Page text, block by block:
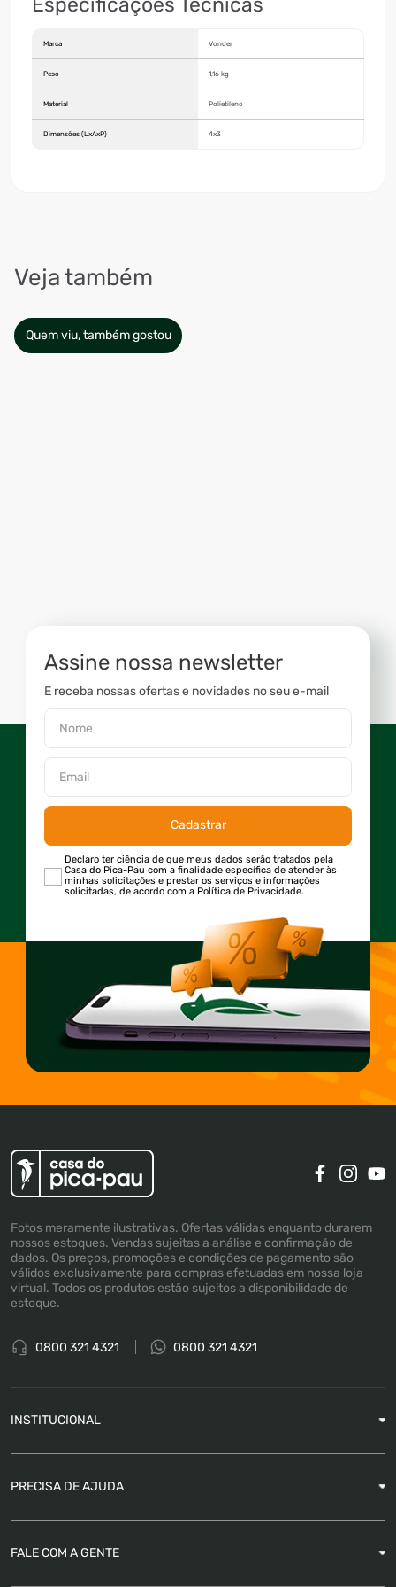
Marca Vonder
Peso 1,16 kg
Material Polietileno
Dimensões (LxAxP) 4x3
Veja também
Quem viu, também gostou
Assine nossa newsletter
E receba nossas ofertas e novidades no seu e-mail
Cadastrar
Declaro ter ciência de que meus dados serão tratados pela
Casa do Pica-Pau com a finalidade específica de atender às
minhas solicitações e prestar os serviços e informações
solicitadas, de acordo com a Política de Privacidade.
Fotos meramente ilustrativas. Ofertas válidas enquanto durarem
nossos estoques. Vendas sujeitas a análise e confirmação de
dados. Os preços, promoções e condições de pagamento são
válidos exclusivamente para compras efetuadas em nossa loja
virtual. Todos os produtos estão sujeitos a disponibilidade de
estoque.
0800 321 4321 0800 321 4321
INSTITUCIONAL
PRECISA DE AJUDA
FALE COM A GENTE